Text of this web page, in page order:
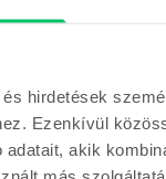
hirdetések
Ezenkívül
akik
Az
rajta,